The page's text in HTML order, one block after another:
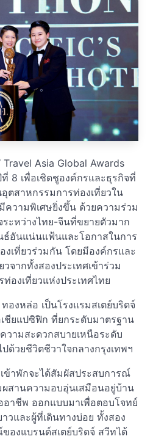
Travel Asia Global Awards
8 เพื่อเชิดชูองค์กรและธุรกิจที่
ตสาหกรรมการท่องเที่ยวใน
วามพิเศษยิ่งขึ้น ด้วยความร่วม
ะหว่างไทย-จีนที่ขยายตัวมาก
อันแน่นแฟ้นและโอกาสในการ
เที่ยวร่วมกัน โดยมีองค์กรและ
จากทั้งสองประเทศเข้าร่วม
องเที่ยวแห่งประเทศไทย
องหล่อ เป็นโรงแรมสเตย์บริดจ์
ชียแปซิฟิก ที่ยกระดับมาตรฐาน
วามสะดวกสบายเหนือระดับ
ด้วยชีวิตชีวาใจกลางกรุงเทพฯ
ข้าพักจะได้สัมผัสประสบการณ์
สานความอบอุ่นเสมือนอยู่บ้าน
อาชีพ ออกแบบมาเพื่อตอบโจทย์
วและผู้ที่เดินทางบ่อย ทั้งสอง
องแบรนด์สเตย์บริดจ์ สวีทได้